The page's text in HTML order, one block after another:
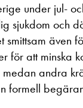
under jul-
sjukdom och
smittsam även
för att minska
andra
formell